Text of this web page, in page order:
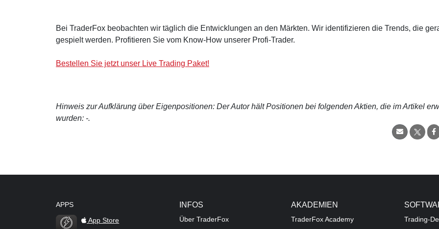
Bei TraderFox beobachten wir täglich die Entwicklungen an den Märkten. Wir identifizieren die Trends, die
gespielt werden. Profitieren Sie vom Know-How unserer Profi-Trader.
Bestellen Sie jetzt unser Live Trading Paket!
Hinweis zur Aufklärung über Eigenpositionen: Der Autor hält Positionen bei folgenden Aktien, die im Artikel
wurden: -.
APPS
App Store
INFOS
Über TraderFox
AKADEMIEN
TraderFox Academy Trading-